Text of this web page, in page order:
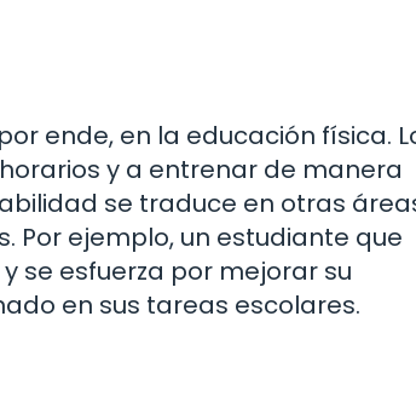
ende, en la educación física.
y a entrenar de manera
se traduce en otras
Por ejemplo, un estudiante que
se esfuerza por mejorar su
en sus tareas escolares.